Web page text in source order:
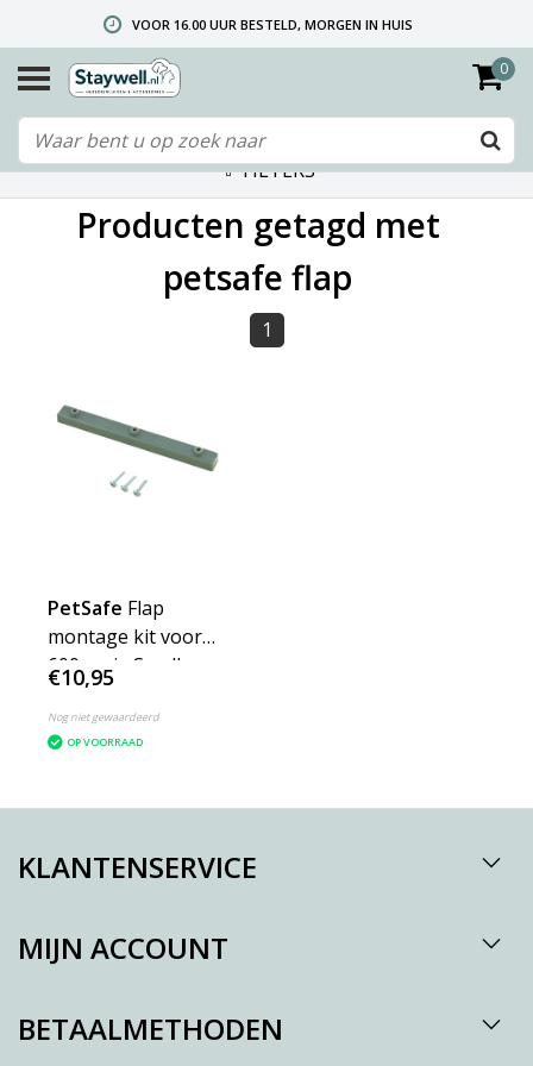
VOOR 16.00 UUR BESTELD, MORGEN IN HUIS
GRATIS VERZENDING VANAF € 40,- (ALLEEN NEDERLAND)
TELEFONISCHE HELPDESK 010 492 02 35 (LET OP: WIJ ZIJN NIET DE FABRIKANT! ZIE KLANTENSERVICE-INFO)
0
FILTERS
Producten getagd met
petsafe flap
1
PetSafe Flap
montage kit voor
600 serie Small
€10,95
Nog niet gewaardeerd
OP VOORRAAD
KLANTENSERVICE
MIJN ACCOUNT
BETAALMETHODEN